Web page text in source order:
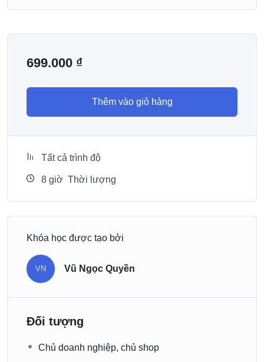
699.000 ₫
Thêm vào giỏ hàng
Tất cả trình độ
8 giờ Thời lượng
Khóa học được tạo bởi
VN Vũ Ngọc Quyền
Đối tượng
Chủ doanh nghiệp, chủ shop